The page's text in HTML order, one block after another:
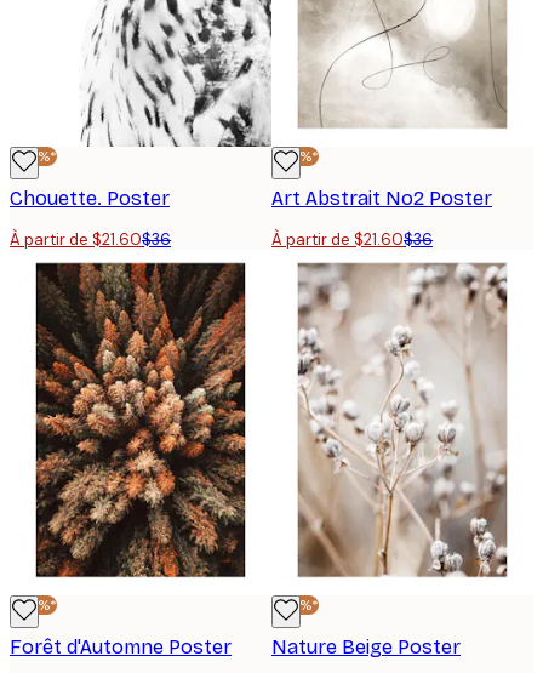
-40%*
Chouette. Poster
À partir de $21.60$36
-40%*
Art Abstrait No2 Poster
À partir de $21.60$36
-40%*
Forêt d'Automne Poster
-40%*
Nature Beige Poster